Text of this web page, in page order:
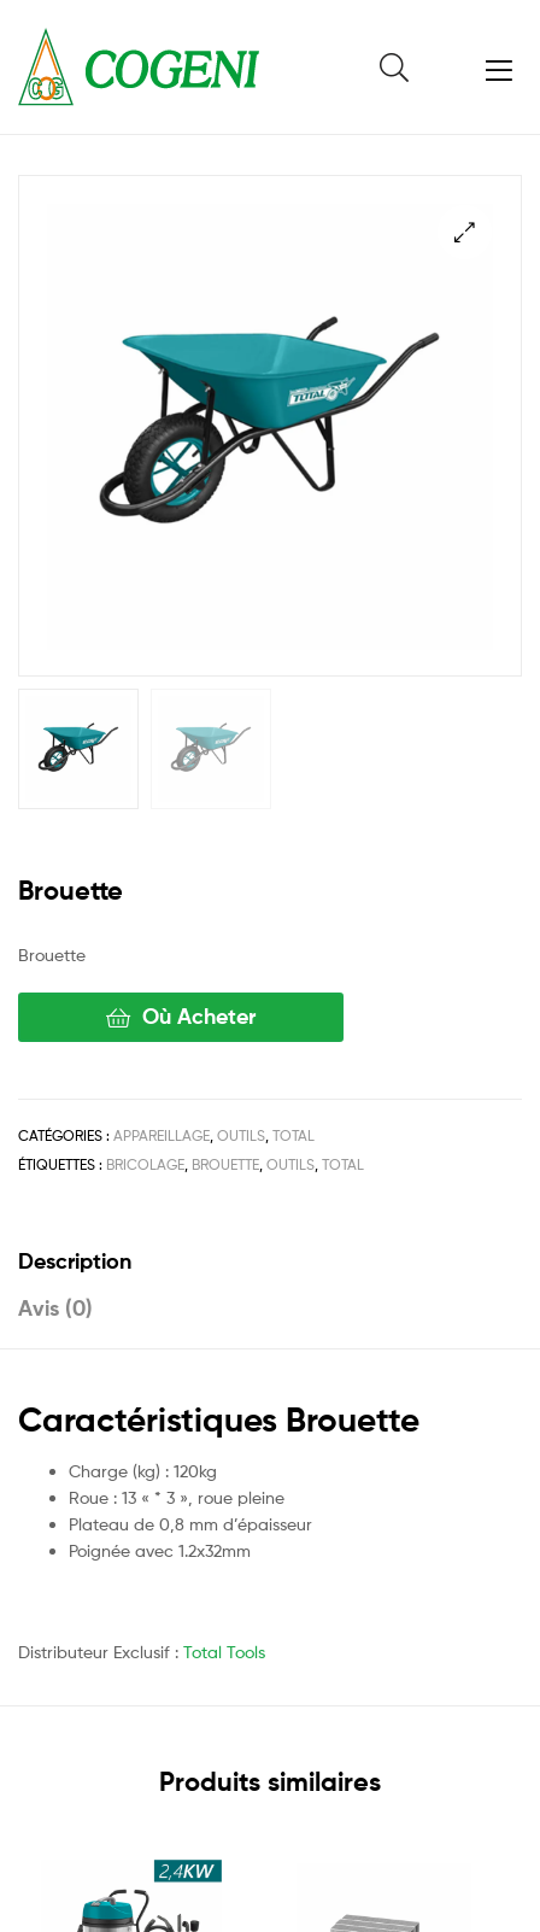
Brouette
Brouette
Où Acheter
CATÉGORIES : APPAREILLAGE, OUTILS, TOTAL
ÉTIQUETTES : BRICOLAGE, BROUETTE, OUTILS, TOTAL
Description
Avis (0)
Caractéristiques Brouette
Charge (kg) : 120kg
Roue : 13 « * 3 », roue pleine
Plateau de 0,8 mm d’épaisseur
Poignée avec 1.2x32mm
Distributeur Exclusif : Total Tools
Produits similaires